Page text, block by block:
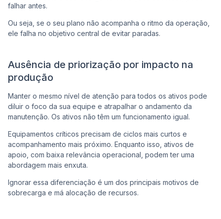
falhar antes.
Ou seja, se o seu plano não acompanha o ritmo da operação,
ele falha no objetivo central de evitar paradas.
Ausência de priorização por impacto na
produção
Manter o mesmo nível de atenção para todos os ativos pode
diluir o foco da sua equipe e atrapalhar o andamento da
manutenção. Os ativos não têm um funcionamento igual.
Equipamentos críticos precisam de ciclos mais curtos e
acompanhamento mais próximo. Enquanto isso, ativos de
apoio, com baixa relevância operacional, podem ter uma
abordagem mais enxuta.
Ignorar essa diferenciação é um dos principais motivos de
sobrecarga e má alocação de recursos.